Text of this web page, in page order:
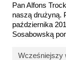
Pan Alfons
naszą drużyną.
października
Sosabowską
Wcześniejszy